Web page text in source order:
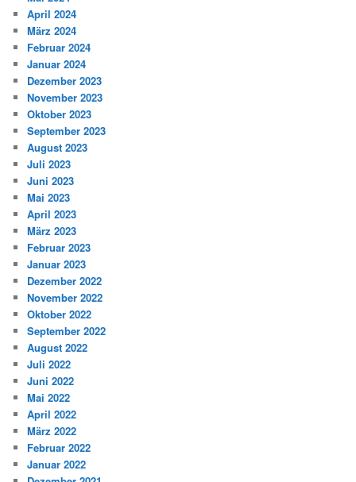
April 2024
März 2024
Februar 2024
Januar 2024
Dezember 2023
November 2023
Oktober 2023
September 2023
August 2023
Juli 2023
Juni 2023
Mai 2023
April 2023
März 2023
Februar 2023
Januar 2023
Dezember 2022
November 2022
Oktober 2022
September 2022
August 2022
Juli 2022
Juni 2022
Mai 2022
April 2022
März 2022
Februar 2022
Januar 2022